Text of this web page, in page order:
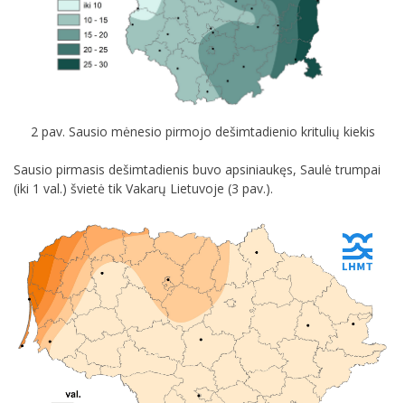
2 pav. Sausio mėnesio pirmojo dešimtadienio kritulių kiekis
Sausio pirmasis dešimtadienis buvo apsiniaukęs, Saulė trumpai
(iki 1 val.) švietė tik Vakarų Lietuvoje (3 pav.).